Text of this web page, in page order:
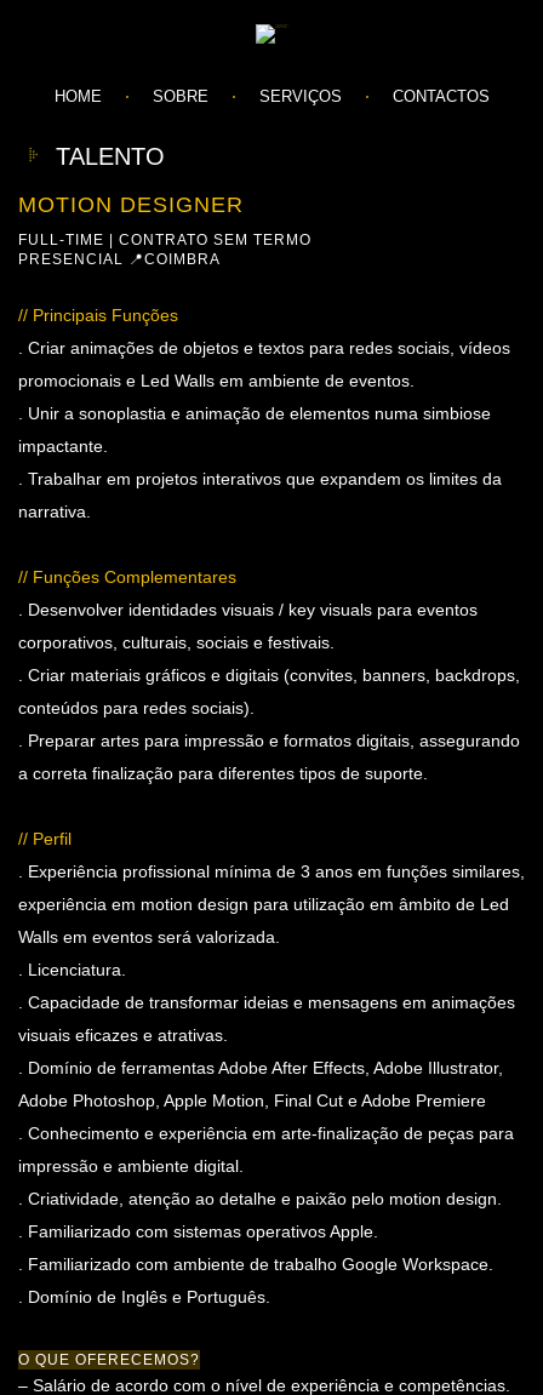
HOME SOBRE SERVIÇOS CONTACTOS
TALENTO
MOTION DESIGNER
FULL-TIME | CONTRATO SEM TERMO
PRESENCIAL 📍COIMBRA
// Principais Funções
. Criar animações de objetos e textos para redes sociais, vídeos
promocionais e Led Walls em ambiente de eventos.
. Unir a sonoplastia e animação de elementos numa simbiose
impactante.
. Trabalhar em projetos interativos que expandem os limites da
narrativa.
// Funções Complementares
. Desenvolver identidades visuais / key visuals para eventos
corporativos, culturais, sociais e festivais.
. Criar materiais gráficos e digitais (convites, banners, backdrops,
conteúdos para redes sociais).
. Preparar artes para impressão e formatos digitais, assegurando
a correta finalização para diferentes tipos de suporte.
// Perfil
. Experiência profissional mínima de 3 anos em funções similares,
experiência em motion design para utilização em âmbito de Led
Walls em eventos será valorizada.
. Licenciatura.
. Capacidade de transformar ideias e mensagens em animações
visuais eficazes e atrativas.
. Domínio de ferramentas Adobe After Effects, Adobe Illustrator,
Adobe Photoshop, Apple Motion, Final Cut e Adobe Premiere
. Conhecimento e experiência em arte-finalização de peças para
impressão e ambiente digital.
. Criatividade, atenção ao detalhe e paixão pelo motion design.
. Familiarizado com sistemas operativos Apple.
. Familiarizado com ambiente de trabalho Google Workspace.
. Domínio de Inglês e Português.
O QUE OFERECEMOS?
– Salário de acordo com o nível de experiência e competências.